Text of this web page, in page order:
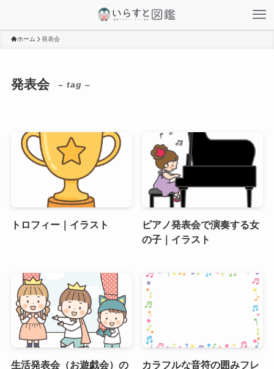
ホーム 発表会
発表会 – tag –
トロフィー｜イラスト
ピアノ発表会で演奏する女
の子｜イラスト
生活発表会（お遊戯会）の
カラフルな音符の囲みフレ